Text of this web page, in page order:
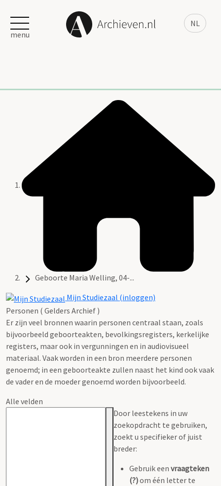
NL
menu
Geboorte Maria Welling, 04-...
Mijn Studiezaal (inloggen)
Personen ( Gelders Archief )
Er zijn veel bronnen waarin personen centraal staan, zoals
bijvoorbeeld geboorteakten, bevolkingsregisters, kerkelijke
registers, maar ook in vergunningen en in audiovisueel
materiaal. Vaak worden in een bron meerdere personen
genoemd; in een geboorteakte zullen naast het kind ook vaak
de vader en de moeder genoemd worden bijvoorbeeld.
Alle velden
Door leestekens in uw
zoekopdracht te gebruiken,
zoekt u specifieker of juist
breder:
Gebruik een vraagteken
(?)om één letter te